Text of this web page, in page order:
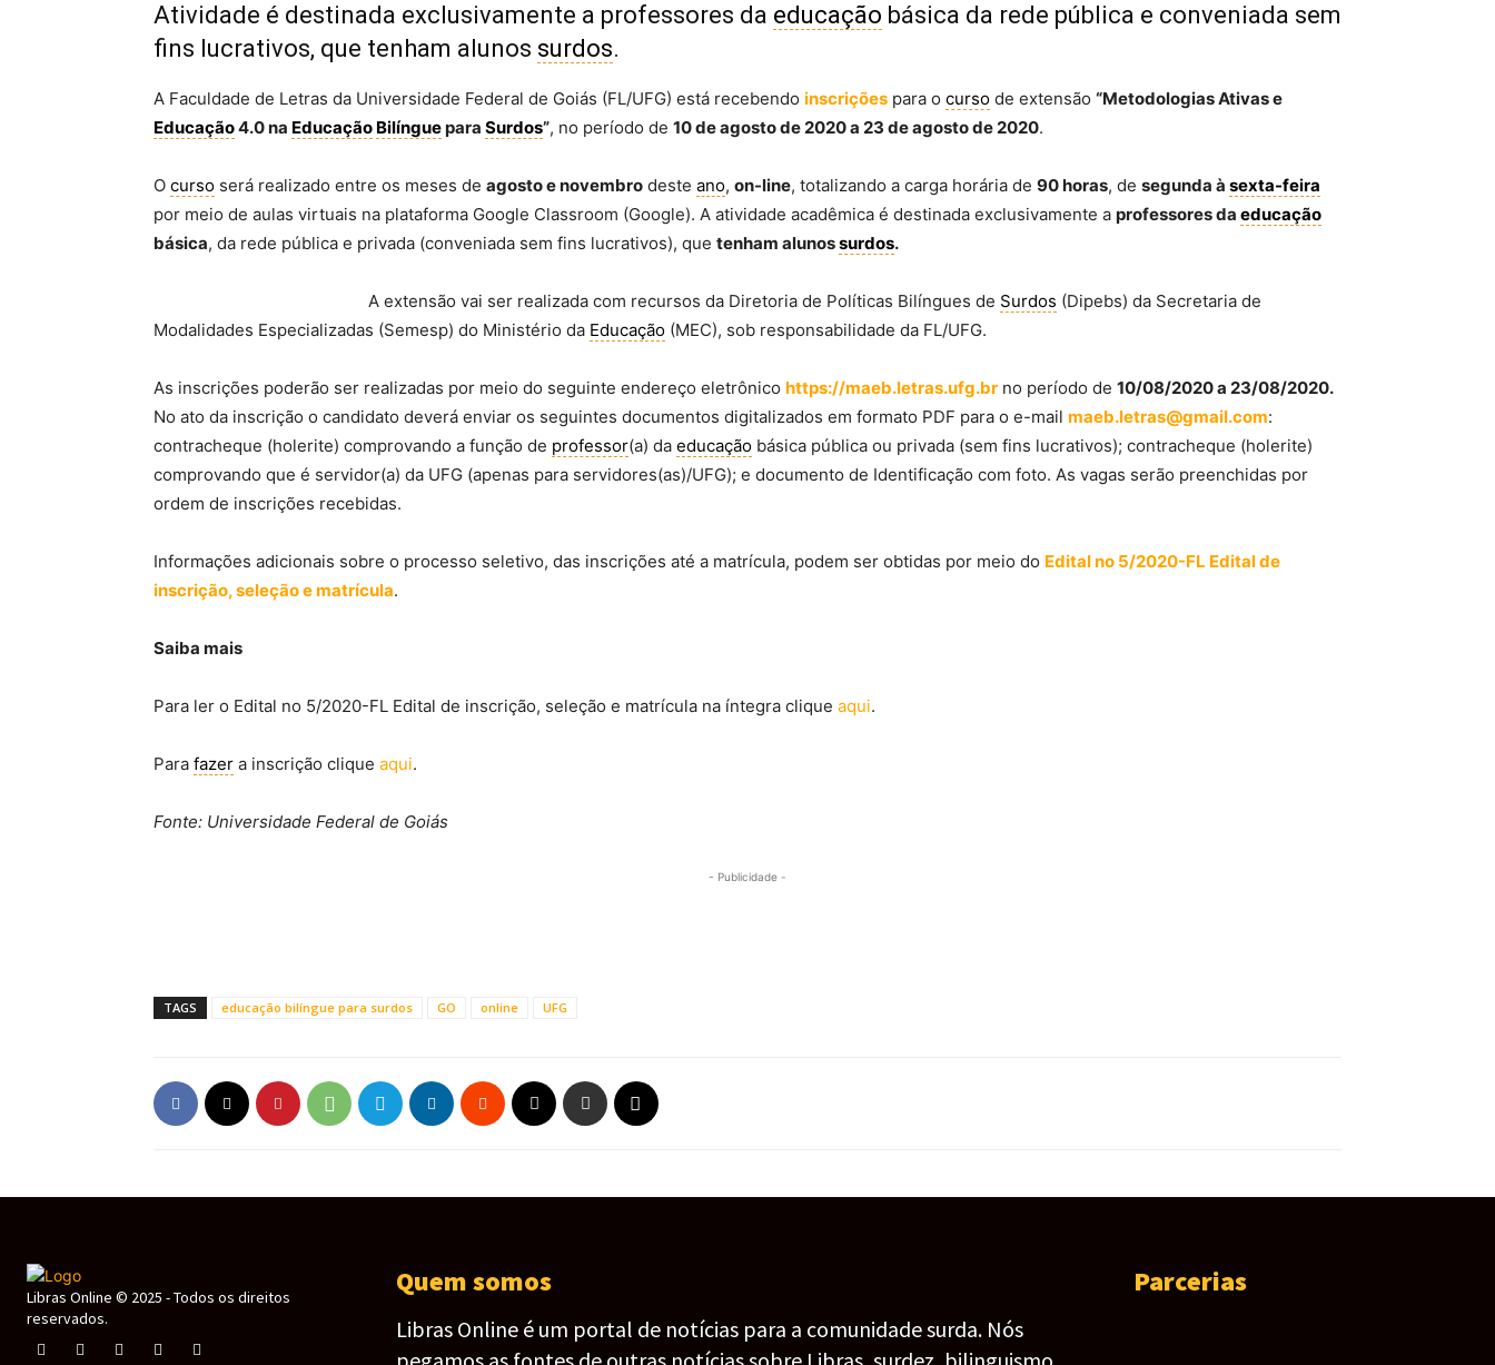
Atividade é destinada exclusivamente a professores da educação básica da rede pública e conveniada sem
fins lucrativos, que tenham alunos surdos.
A Faculdade de Letras da Universidade Federal de Goiás (FL/UFG) está recebendo inscrições para o curso de extensão “Metodologias Ativas e
Educação4.0 na Educação Bilínguepara Surdos”, no período de 10 de agosto de 2020 a 23 de agosto de 2020.
O curso será realizado entre os meses de agosto e novembro deste ano, on-line, totalizando a carga horária de 90 horas, de segunda à sexta-feira
por meio de aulas virtuais na plataforma Google Classroom (Google). A atividade acadêmica é destinada exclusivamente a professores da educação
básica, da rede pública e privada (conveniada sem fins lucrativos), que tenham alunossurdos.
A extensão vai ser realizada com recursos da Diretoria de Políticas Bilíngues de Surdos (Dipebs) da Secretaria de
Modalidades Especializadas (Semesp) do Ministério da Educação (MEC), sob responsabilidade da FL/UFG.
As inscrições poderão ser realizadas por meio do seguinte endereço eletrônico https://maeb.letras.ufg.br no período de 10/08/2020 a 23/08/2020.
No ato da inscrição o candidato deverá enviar os seguintes documentos digitalizados em formato PDF para o e-mail maeb.letras@gmail.com:
contracheque (holerite) comprovando a função de professor(a) da educação básica pública ou privada (sem fins lucrativos); contracheque (holerite)
comprovando que é servidor(a) da UFG (apenas para servidores(as)/UFG); e documento de Identificação com foto. As vagas serão preenchidas por
ordem de inscrições recebidas.
Informações adicionais sobre o processo seletivo, das inscrições até a matrícula, podem ser obtidas por meio do Edital no 5/2020-FL Edital de
inscrição, seleção e matrícula.
Saiba mais
Para ler o Edital no 5/2020-FL Edital de inscrição, seleção e matrícula na íntegra clique aqui.
Para fazer a inscrição clique aqui.
Fonte: Universidade Federal de Goiás
- Publicidade -
TAGS educação bilíngue para surdos GO online UFG
Libras Online © 2025 - Todos os direitos
reservados.
Quem somos
Libras Online é um portal de notícias para a comunidade surda. Nós
Parcerias